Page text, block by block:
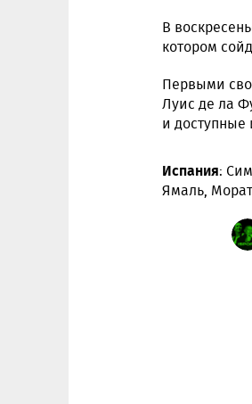
В
котором
Первыми
Луис де ла
и доступные
Испания:
Ямаль,